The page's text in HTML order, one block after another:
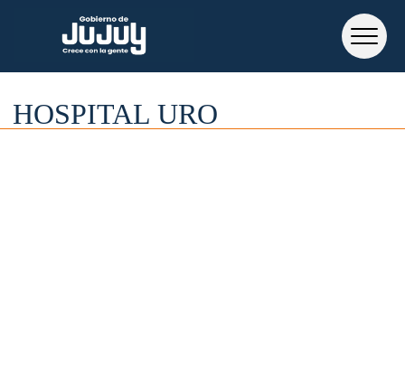
HOSPITAL URO